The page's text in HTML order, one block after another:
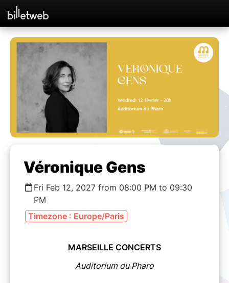
Véronique Gens
Fri Feb 12, 2027 from 08:00 PM to 09:30
PM
Timezone : Europe/Paris
MARSEILLE CONCERTS
Auditorium du Pharo